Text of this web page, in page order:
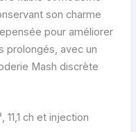
son charme
pour améliorer
prolongés, avec un
Mash discrète
ch et injection